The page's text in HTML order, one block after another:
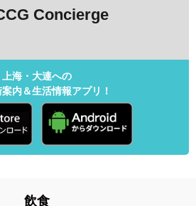
Concierge
上海・大連への
内＆生活情報アプリ！
飲食